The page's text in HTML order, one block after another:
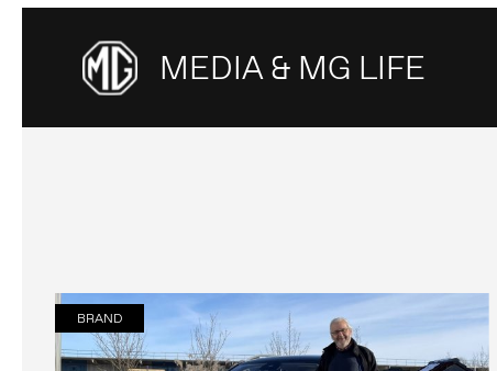
MEDIA & MG LIFE
BRAND